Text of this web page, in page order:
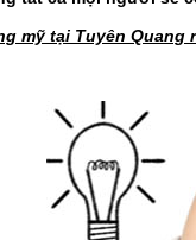
mỹ tại Tuyên Quang